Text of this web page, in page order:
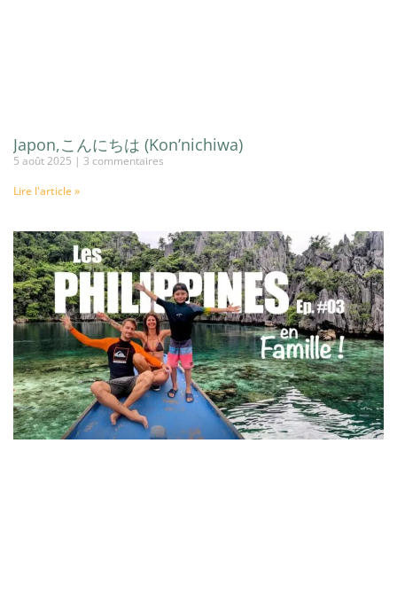
Japon,こんにちは (Kon’nichiwa)
5 août 2025
3 commentaires
Lire l'article »